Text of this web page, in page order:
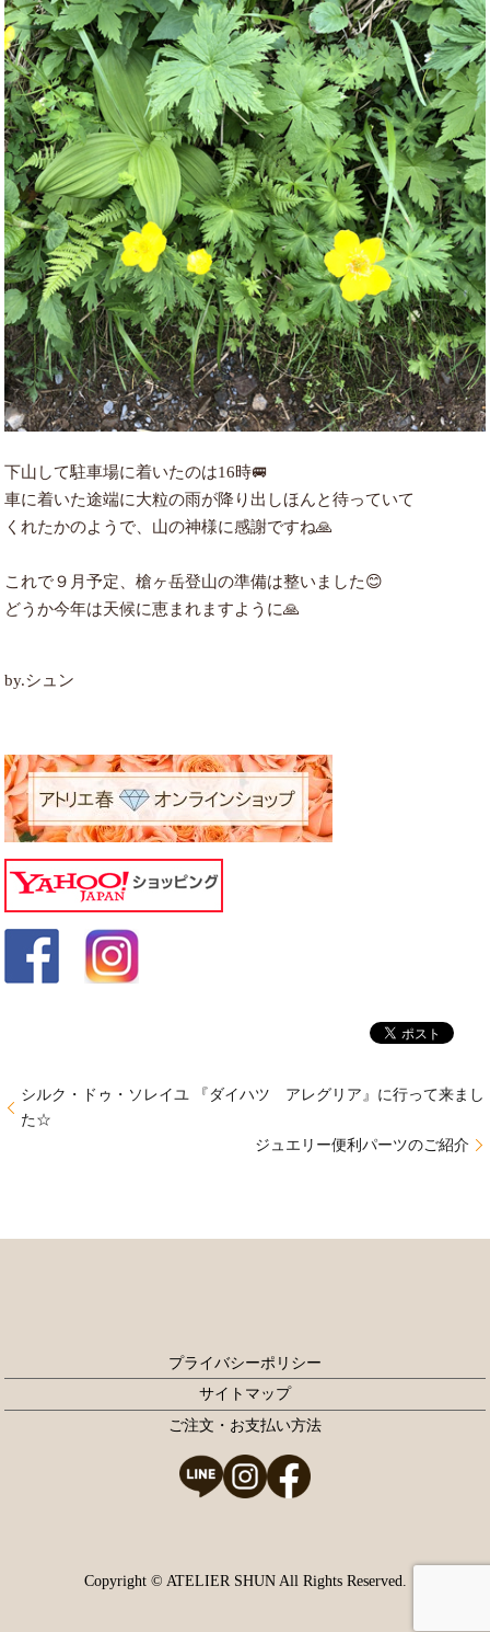
下山して駐車場に着いたのは16時🚐
車に着いた途端に大粒の雨が降り出しほんと待っていて
くれたかのようで、山の神様に感謝ですね🙏
これで９月予定、槍ヶ岳登山の準備は整いました😊
どうか今年は天候に恵まれますように🙏
by.シュン
シルク・ドゥ・ソレイユ 『ダイハツ アレグリア』に行って来まし
た☆
ジュエリー便利パーツのご紹介
プライバシーポリシー
サイトマップ
ご注文・お支払い方法
Copyright © ATELIER SHUN All Rights Reserved.